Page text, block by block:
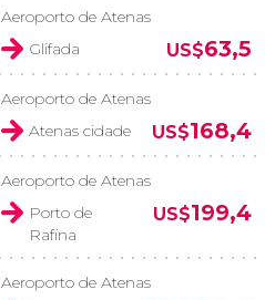
Aeroporto de Atenas
Glifada
US$63,5
Aeroporto de Atenas
Atenas cidade
US$168,4
Aeroporto de Atenas
Porto de
Rafina
US$199,4
Aeroporto de Atenas